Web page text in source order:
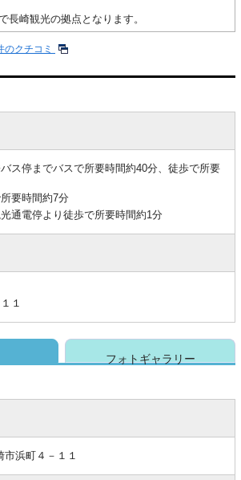
長崎観光の拠点となります。
のクチコミ
ス停までバスで所要時間約40分、徒歩で所要
要時間約7分
通電停より徒歩で所要時間約1分
１
フォトギャラリー
浜町４－１１